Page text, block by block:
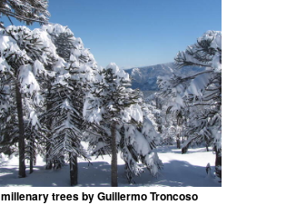
millenary trees by Guillermo Troncoso